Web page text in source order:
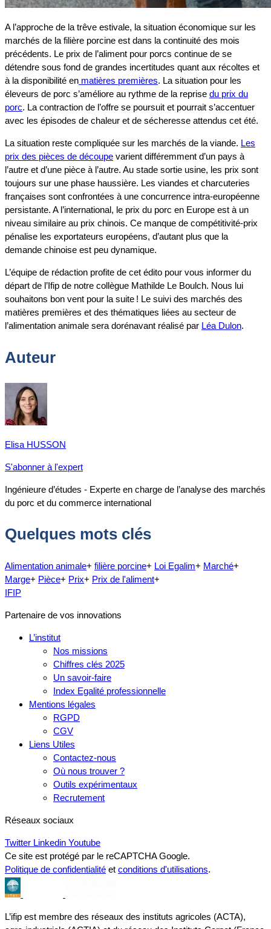
A l’approche de la trêve estivale, la situation économique sur les
marchés de la filière porcine est dans la continuité des mois
précédents. Le prix de l’aliment pour porcs continue de se
détendre sous fond de grandes incertitudes quant aux récoltes et
à la disponibilité en matières premières. La situation pour les
éleveurs de porc s’améliore au rythme de la reprise du prix du
porc. La contraction de l’offre se poursuit et pourrait s’accentuer
avec les épisodes de chaleur et de sécheresse attendus cet été.
La situation reste compliquée sur les marchés de la viande. Les
prix des pièces de découpe varient différemment d’un pays à
l’autre et d’une pièce à l’autre. Au stade sortie usine, les prix sont
toujours sur une phase haussière. Les viandes et charcuteries
françaises sont confrontées à une concurrence intra-européenne
persistante. A l’international, le prix du porc en Europe est à un
niveau similaire au prix chinois. Ce manque de compétitivité-prix
pénalise les exportateurs européens, d’autant plus que la
demande chinoise est peu dynamique.
L’équipe de rédaction profite de cet édito pour vous informer du
départ de l’Ifip de notre collègue Mathilde Le Boulch. Nous lui
souhaitons bon vent pour la suite ! Le suivi des marchés des
matières premières et des thématiques liées au secteur de
l’alimentation animale sera dorénavant réalisé par Léa Dulon.
Auteur
Elisa HUSSON
S'abonner à l'expert
Ingénieure d’études - Experte en charge de l’analyse des marchés
du porc et du commerce international
Quelques mots clés
Alimentation animale+ filière porcine+ Loi Egalim+ Marché+
Marge+ Pièce+ Prix+ Prix de l'aliment+
IFIP
Partenaire de vos innovations
L’institut
Nos missions
Chiffres clés 2025
Un savoir-faire
Index Egalité professionnelle
Mentions légales
RGPD
CGV
Liens Utiles
Contactez-nous
Où nous trouver ?
Outils expérimentaux
Recrutement
Réseaux sociaux
Twitter Linkedin Youtube
Ce site est protégé par le reCAPTCHA Google.
Politique de confidentialité et conditions d'utilisations.
L’ifip est membre des réseaux des instituts agricoles (ACTA),